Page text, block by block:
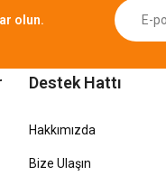
olun.
Destek Hattı
Hakkımızda
Bize Ulaşın